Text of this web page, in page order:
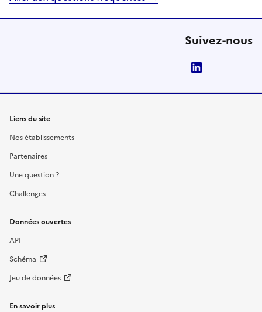
Suivez-nous
Liens du site
Nos établissements
Partenaires
Une question ?
Challenges
Données ouvertes
API
Schéma
Jeu de données
En savoir plus